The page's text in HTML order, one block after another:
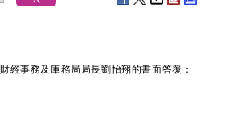
事務及庫務局局長劉怡翔的書面答覆：